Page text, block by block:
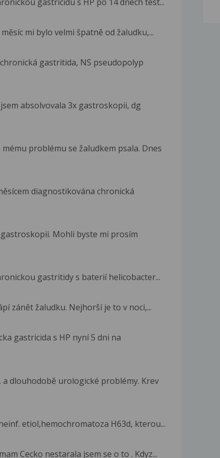
mi bylo velmi špatně od žaludku,...
gastritida, NS pseudopolyp
absolvovala 3x gastroskopii, dg
problému se žaludkem psala. Dnes
diagnostikována chronická
Mohli byste mi prosím
gastritidy s baterií helicobacter...
zánět žaludku. Nejhorší je to v noci,...
gastricida s HP nyní 5 dni na
dlouhodobě urologické problémy. Krev
etiol,hemochromatoza H63d, kterou...
Cecko nestarala jsem se o to . Kdyz...